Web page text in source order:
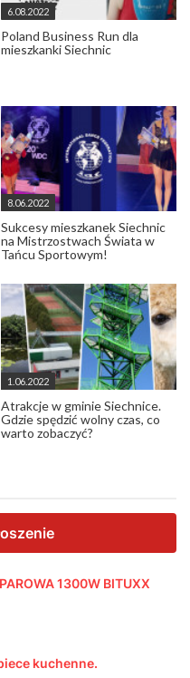
6.08.2022
Poland Business Run dla
mieszkanki Siechnic
8.06.2022
Sukcesy mieszkanek Siechnic
na Mistrzostwach Świata w
Tańcu Sportowym!
1.06.2022
Atrakcje w gminie Siechnice.
Gdzie spędzić wolny czas, co
warto zobaczyć?